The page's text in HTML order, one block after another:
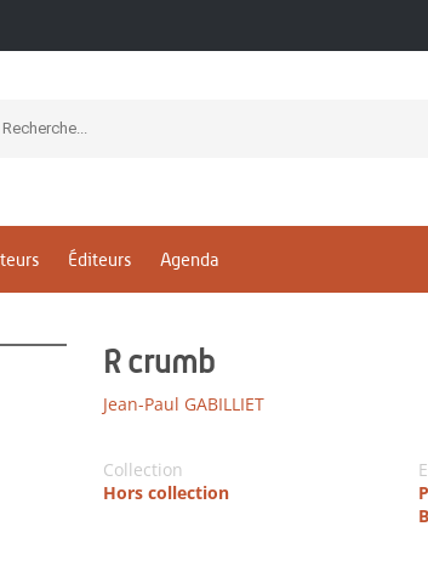
Éditeurs Agenda
R crumb
Jean-Paul GABILLIET
Collection
Hors collection